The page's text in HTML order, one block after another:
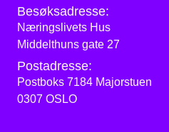
Besøksadresse:
Næringslivets Hus
Middelthuns gate 27
Postadresse:
Postboks 7184 Majorstuen
0307 OSLO